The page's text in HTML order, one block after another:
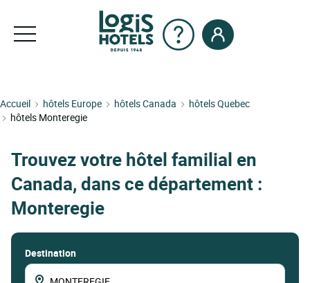
Accueil hôtels Europe hôtels Canada
hôtels Quebec
hôtels Monteregie
Trouvez votre hôtel familial en
Canada, dans ce département :
Monteregie
Destination